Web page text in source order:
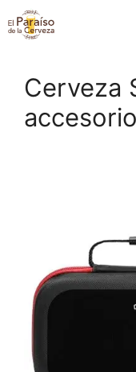
Saltar
al
Cerveza